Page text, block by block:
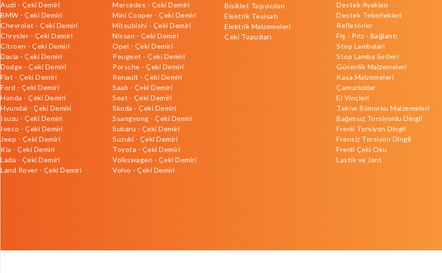
Audi - Çeki Demiri
BMW - Çeki Demiri
Chevrolet - Çeki Demiri
Chrysler - Çeki Demiri
Citroen - Çeki Demiri
Dacia - Çeki Demiri
Dodge - Çeki Demiri
Fiat - Çeki Demiri
Ford - Çeki Demiri
Honda - Çeki Demiri
Hyundai - Çeki Demiri
Isuzu - Çeki Demiri
Iveco - Çeki Demiri
Jeep - Çeki Demiri
Kia - Çeki Demiri
Lada - Çeki Demiri
Land Rover - Çeki Demiri
Mercedes - Çeki Demiri
Mini Cooper - Çeki Demiri
Mitsubishi - Çeki Demiri
Nissan - Çeki Demiri
Opel - Çeki Demiri
Peugeot - Çeki Demiri
Porsche - Çeki Demiri
Renault - Çeki Demiri
Saab - Çeki Demiri
Seat - Çeki Demiri
Skoda - Çeki Demiri
Ssangyong - Çeki Demiri
Subaru - Çeki Demiri
Suzuki - Çeki Demiri
Toyota - Çeki Demiri
Volkswagen - Çeki Demiri
Volvo - Çeki Demiri
Bisiklet Taşıyıcıları
Elektrik Tesisatı
Elektrik Malzemeleri
Çeki Topuzları
Destek Ayakları
Destek Tekerlekleri
Refletörler
Fiş - Priz - Bağlantı
Stop Lambaları
Stop Lamba Setleri
Güvenlik Malzemeleri
Kasa Malzemeleri
Çamurluklar
El Vinçleri
Tekne Römorku Malzemeleri
Bağımsız Torsiyonlu Dingil
Frenli Torsiyon Dingil
Frensiz Torsiyon Dingil
Frenli Çeki Oku
Lastik ve Jant